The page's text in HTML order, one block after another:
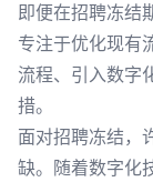
即便在招聘冻结
专注于优化现有
流程、引入数字
措。
面对招聘冻结，
缺。随着数字化